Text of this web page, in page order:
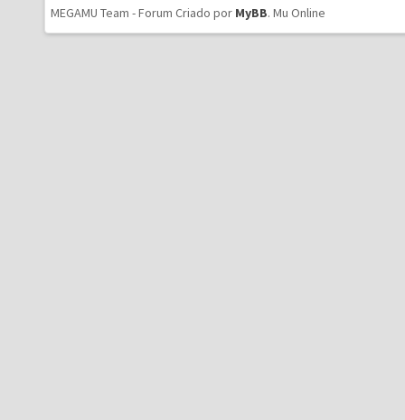
MEGAMU Team - Forum Criado por MyBB. Mu Online